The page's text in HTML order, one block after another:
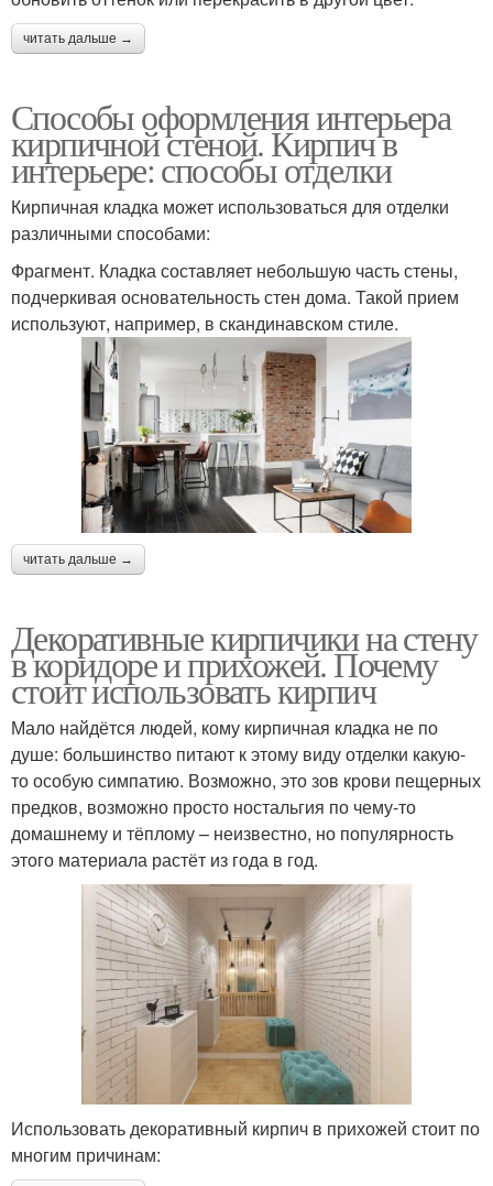
читать дальше →
Способы оформления интерьера
кирпичной стеной. Кирпич в
интерьере: способы отделки
Кирпичная кладка может использоваться для отделки
различными способами:
Фрагмент. Кладка составляет небольшую часть стены,
подчеркивая основательность стен дома. Такой прием
используют, например, в скандинавском стиле.
читать дальше →
Декоративные кирпичики на стену
в коридоре и прихожей. Почему
стоит использовать кирпич
Мало найдётся людей, кому кирпичная кладка не по
душе: большинство питают к этому виду отделки какую-
то особую симпатию. Возможно, это зов крови пещерных
предков, возможно просто ностальгия по чему-то
домашнему и тёплому – неизвестно, но популярность
этого материала растёт из года в год.
Использовать декоративный кирпич в прихожей стоит по
многим причинам: